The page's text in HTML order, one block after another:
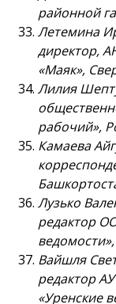
районной
Летемина
директор,
«Маяк»,
Лилия
рабочий»,
Камаева
Лузько
редактор
Вайшля
редактор
«Уренские